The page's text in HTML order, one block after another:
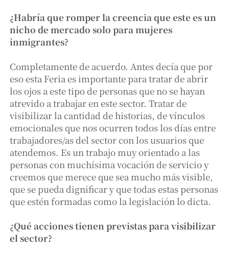
¿Habría que romper la creencia que este es un
nicho de mercado solo para mujeres
inmigrantes?
Completamente de acuerdo. Antes decía que por
eso esta Feria es importante para tratar de abrir
los ojos a este tipo de personas que no se hayan
atrevido a trabajar en este sector. Tratar de
visibilizar la cantidad de historias, de vínculos
emocionales que nos ocurren todos los días entre
trabajadores/as del sector con los usuarios que
atendemos. Es un trabajo muy orientado a las
personas con muchísima vocación de servicio y
creemos que merece que sea mucho más visible,
que se pueda dignificar y que todas estas personas
que estén formadas como la legislación lo dicta.
¿Qué acciones tienen previstas para visibilizar
el sector?